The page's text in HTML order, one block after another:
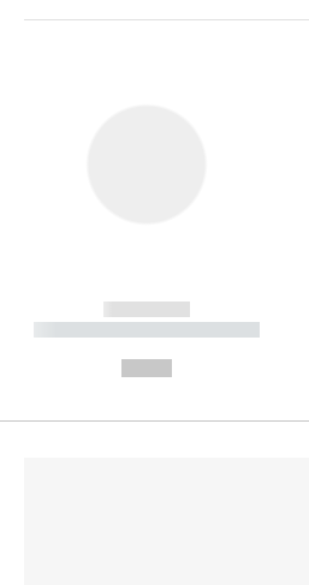
------------
----------- ----------- --------